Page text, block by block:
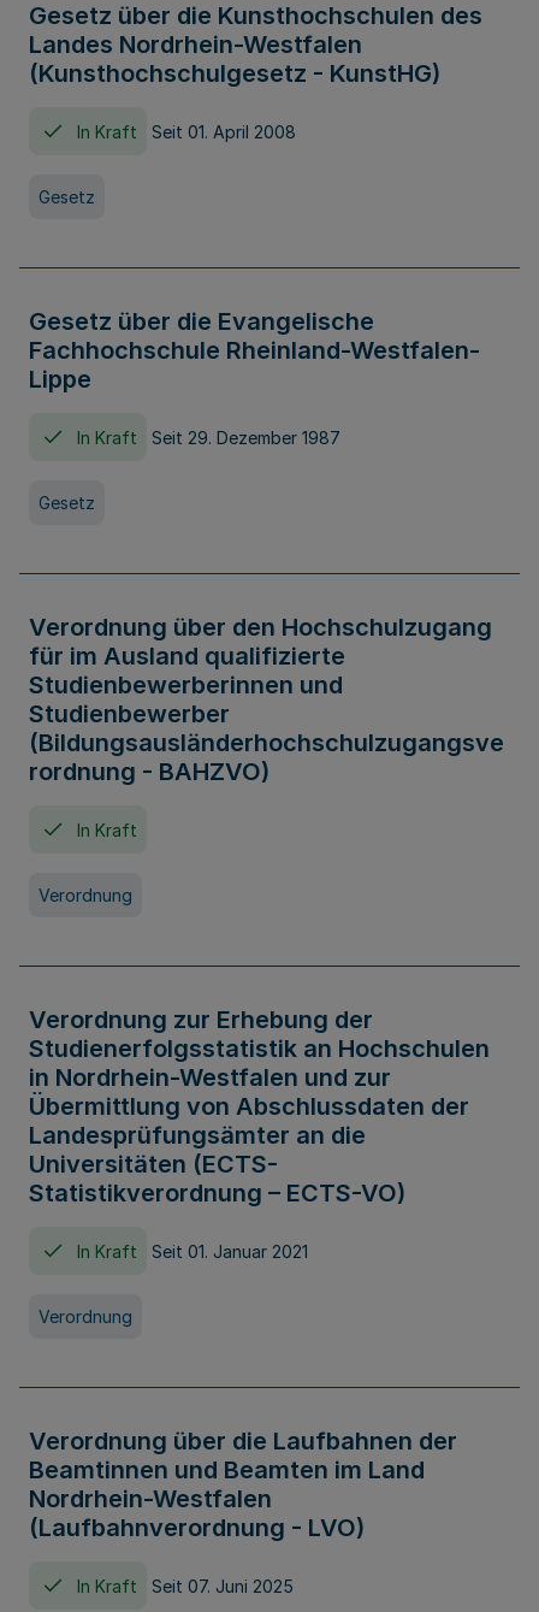
Gesetz über die Kunsthochschulen des
Landes Nordrhein-Westfalen
(Kunsthochschulgesetz - KunstHG)
In Kraft Seit 01. April 2008
Gesetz
Gesetz über die Evangelische
Fachhochschule Rheinland-Westfalen-
Lippe
In Kraft Seit 29. Dezember 1987
Gesetz
Verordnung über den Hochschulzugang
für im Ausland qualifizierte
Studienbewerberinnen und
Studienbewerber
(Bildungsausländerhochschulzugangsve
rordnung - BAHZVO)
In Kraft
Verordnung
Verordnung zur Erhebung der
Studienerfolgsstatistik an Hochschulen
in Nordrhein-Westfalen und zur
Übermittlung von Abschlussdaten der
Landesprüfungsämter an die
Universitäten (ECTS-
Statistikverordnung – ECTS-VO)
In Kraft Seit 01. Januar 2021
Verordnung
Verordnung über die Laufbahnen der
Beamtinnen und Beamten im Land
Nordrhein-Westfalen
(Laufbahnverordnung - LVO)
In Kraft Seit 07. Juni 2025